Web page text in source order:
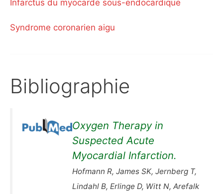
Infarctus du myocarde sous-endocardique
Syndrome coronarien aigu
Bibliographie
Oxygen Therapy in
Suspected Acute
Myocardial Infarction.
Hofmann R, James SK, Jernberg T,
Lindahl B, Erlinge D, Witt N, Arefalk